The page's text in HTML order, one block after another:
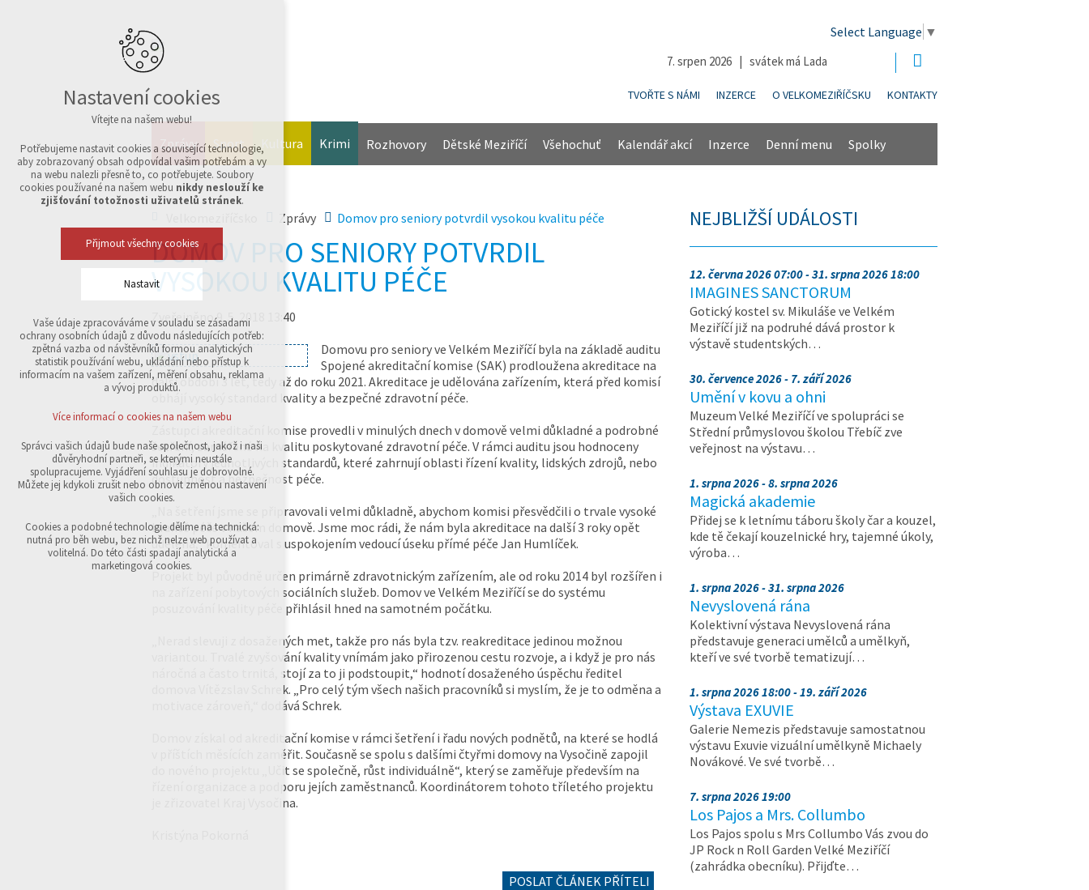
Select Language ▼
7. srpen 2026 | svátek má Lada
TVOŘTE S NÁMI INZERCE O VELKOMEZIŘÍČSKU KONTAKTY
Zprávy Sport Kultura Krimi Rozhovory Dětské Meziříčí Všehochuť Kalendář akcí Inzerce Denní menu Spolky
Zprávy Domov pro seniory potvrdil vysokou kvalitu péče
DOMOV PRO SENIORY POTVRDIL
VYSOKOU KVALITU PÉČE
Zveřejněno 9. 5. 2018 13:40
Domovu pro seniory ve Velkém Meziříčí byla na základě auditu
Spojené akreditační komise (SAK) prodloužena akreditace na
další období 3 let, tedy až do roku 2021. Akreditace je udělována zařízením, která před komisí
obhájí vysoký standard kvality a bezpečné zdravotní péče.
Zástupci akreditační komise provedli v minulých dnech v domově velmi důkladné a podrobné
šetření, zaměřené na kvalitu poskytované zdravotní péče. V rámci auditu jsou hodnoceny
indikátory jednotlivých standardů, které zahrnují oblasti řízení kvality, lidských zdrojů, nebo
dostupnost a bezpečnost péče.
„Na šetření jsme se připravovali velmi důkladně, abychom komisi přesvědčili o trvale vysoké
kvalitě péče v našem domově. Jsme moc rádi, že nám byla akreditace na další 3 roky opět
udělena,“ komentoval s uspokojením vedoucí úseku přímé péče Jan Humlíček.
Projekt byl původně určen primárně zdravotnickým zařízením, ale od roku 2014 byl rozšířen i
na zařízení pobytových sociálních služeb. Domov ve Velkém Meziříčí se do systému
posuzování kvality péče přihlásil hned na samotném počátku.
„Nerad slevuji z dosažených met, takže pro nás byla tzv. reakreditace jedinou možnou
variantou. Trvalé zvyšování kvality vnímám jako přirozenou cestu rozvoje, a i když je pro nás
náročná a často trnitá, stojí za to ji podstoupit,“ hodnotí dosaženého úspěchu ředitel
domova Vítězslav Schrek. „Pro celý tým všech našich pracovníků si myslím, že je to odměna a
motivace zároveň,“ dodává Schrek.
Domov získal od akreditační komise v rámci šetření i řadu nových podnětů, na které se hodlá
v příštích měsících zaměřit. Současně se spolu s dalšími čtyřmi domovy na Vysočině zapojil
do nového projektu „Učit se společně, růst individuálně“, který se zaměřuje především na
řízení organizace a podporu jejích zaměstnanců. Koordinátorem tohoto tříletého projektu
je zřizovatel Kraj Vysočina.
POSLAT ČLÁNEK PŘÍTELI
NEJBLIŽŠÍ UDÁLOSTI
12. června 2026 07:00 - 31. srpna 2026 18:00
IMAGINES SANCTORUM
Gotický kostel sv. Mikuláše ve Velkém
Meziříčí již na podruhé dává prostor k
výstavě studentských…
30. července 2026 - 7. září 2026
Umění v kovu a ohni
Muzeum Velké Meziříčí ve spolupráci se
Střední průmyslovou školou Třebíč zve
veřejnost na výstavu…
1. srpna 2026 - 8. srpna 2026
Magická akademie
Přidej se k letnímu táboru školy čar a kouzel,
kde tě čekají kouzelnické hry, tajemné úkoly,
výroba…
1. srpna 2026 - 31. srpna 2026
Nevyslovená rána
Kolektivní výstava Nevyslovená rána
představuje generaci umělců a umělkyň,
kteří ve své tvorbě tematizují…
1. srpna 2026 18:00 - 19. září 2026
Výstava EXUVIE
Galerie Nemezis představuje samostatnou
výstavu Exuvie vizuální umělkyně Michaely
Novákové. Ve své tvorbě…
7. srpna 2026 19:00
Los Pajos a Mrs. Collumbo
Los Pajos spolu s Mrs Collumbo Vás zvou do
JP Rock n Roll Garden Velké Meziříčí
(zahrádka obecníku). Přijďte…
Nastavení cookies
Vítejte na našem webu!
Potřebujeme nastavit cookies a související technologie,
aby zobrazovaný obsah odpovídal vašim potřebám a vy
na webu nalezli přesně to, co potřebujete. Soubory
cookies používané na našem webu nikdy neslouží ke
zjišťování totožnosti uživatelů stránek.
Přijmout všechny cookies
Nastavit
Technická cookies
nutná pro provozování webu
udržení kontextu stránek (session): případná
přihlášení, volby jazyka, apod.
analytická pro anonymizované vyhodnocení
návštěvnosti
marketingová cookies (Google,Sklik)
Více informací o cookies na našem webu
Přijmout všechny cookies
Odmítnout vše
Vaše údaje zpracováváme v souladu se zásadami
ochrany osobních údajů z důvodu následujících potřeb:
zpětná vazba od návštěvníků formou analytických
statistik používání webu, ukládání nebo přístup k
informacím na vašem zařízení, měření obsahu, reklama
a vývoj produktů.
Více informací o cookies na našem webu
Správci vašich údajů bude naše společnost, jakož i naši
důvěryhodní partneři, se kterými neustále
spolupracujeme. Vyjádření souhlasu je dobrovolné.
Můžete jej kdykoli zrušit nebo obnovit změnou nastavení
vašich cookies.
Cookies a podobné technologie dělíme na technická:
nutná pro běh webu, bez nichž nelze web používat a
volitelná. Do této části spadají analytická a
marketingová cookies.